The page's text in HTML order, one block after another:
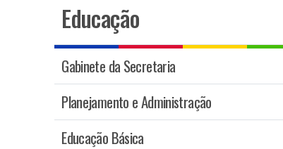
Educação
Gabinete da Secretaria
Planejamento e Administração
Educação Básica